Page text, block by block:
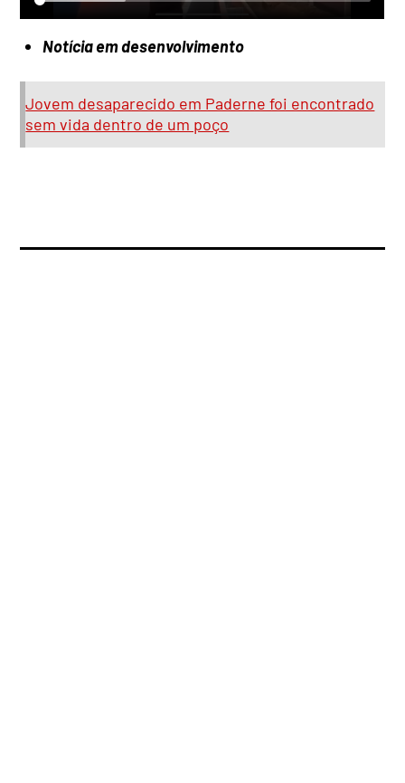
Notícia em desenvolvimento
Jovem desaparecido em Paderne foi encontrado
sem vida dentro de um poço